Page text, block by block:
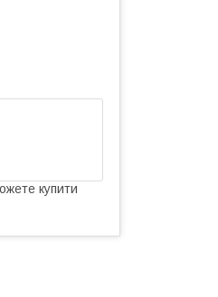
купити